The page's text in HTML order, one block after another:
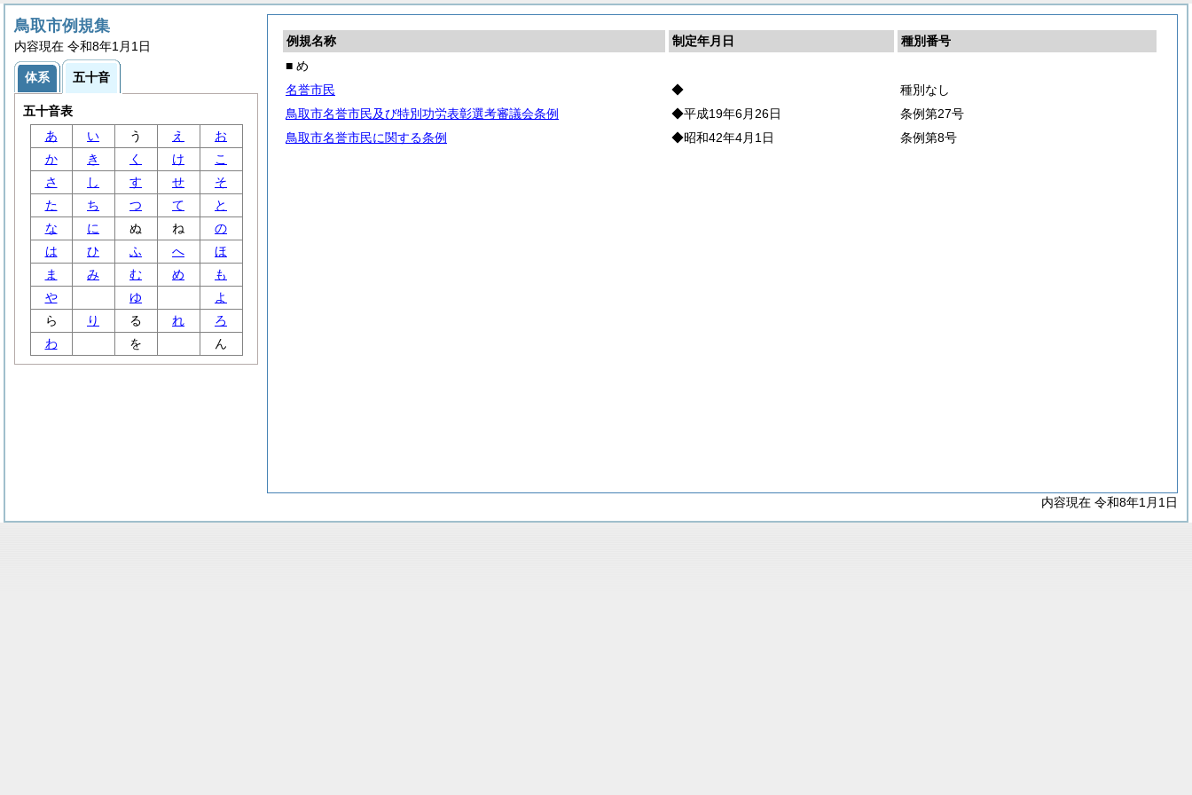
例規名称 制定年月日
種別番号
■ め
名誉市民
◆
種別なし
鳥取市名誉市民及び特別功労表彰選考審議会条例
◆平成19年6月26日
条例第27号
鳥取市名誉市民に関する条例
◆昭和42年4月1日 条例第8号
内容現在 令和8年1月1日
鳥取市例規集
内容現在 令和8年1月1日
体系 五十音
五十音表
あ
い う え
お
か
き く け
こ
さ
し す せ
そ
た
ち つ て
と
な
に ぬ ね
の
は
ひ ふ へ
ほ
ま
み む め
も
や
ゆ
よ
ら
り る れ
ろ
わ
を ん